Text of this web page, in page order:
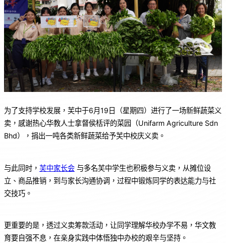
b
o
o
k
A
p
p
at
为了支持学校发展，芙中于6月19日（星期四）进行了一场新鲜蔬菜义
卖，感谢热心华教人士拿督侯栝评的菜园（Unifarm Agriculture Sdn
Bhd），捐出一吨各类新鲜蔬菜给予芙中校庆义卖。
与此同时， 芙中家长会 与多名芙中学生也积极参与义卖，从摊位设
立、商品推销，到与家长沟通协调，过程中锻炼同学的表达能力与社
交技巧。
更重要的是，透过义卖筹款活动，让同学理解华校办学不易，华文教
育要自强不息，在亲身实践中体悟独中办校的艰辛与坚持。